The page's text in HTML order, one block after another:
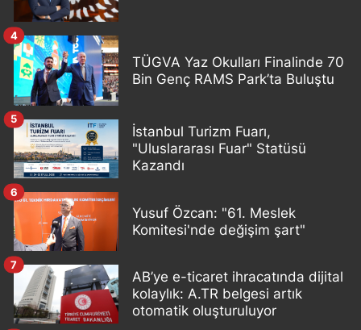
TÜGVA Yaz Okulları Finalinde 70
Bin Genç RAMS Park’ta Buluştu
4
İstanbul Turizm Fuarı,
"Uluslararası Fuar" Statüsü
Kazandı
5
Yusuf Özcan: "61. Meslek
Komitesi'nde değişim şart"
6
AB’ye e-ticaret ihracatında dijital
kolaylık: A.TR belgesi artık
otomatik oluşturuluyor
7